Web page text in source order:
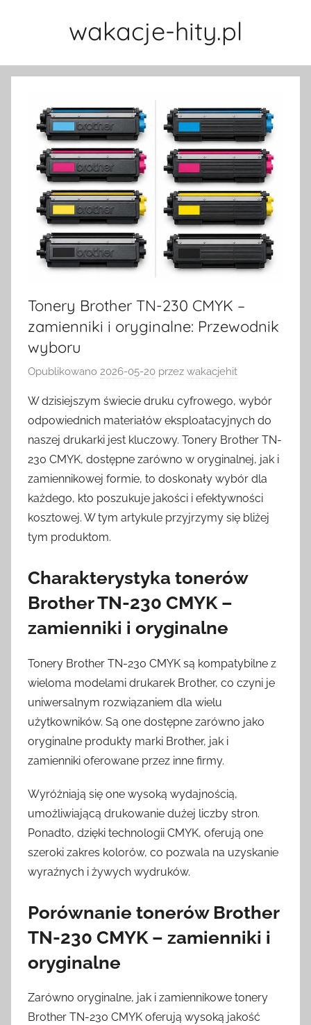
wakacje-hity.pl
Tonery Brother TN-230 CMYK –
zamienniki i oryginalne: Przewodnik
wyboru
Opublikowano 2026-05-20 przez wakacjehit
W dzisiejszym świecie druku cyfrowego, wybór
odpowiednich materiałów eksploatacyjnych do
naszej drukarki jest kluczowy. Tonery Brother TN-
230 CMYK, dostępne zarówno w oryginalnej, jak i
zamiennikowej formie, to doskonały wybór dla
każdego, kto poszukuje jakości i efektywności
kosztowej. W tym artykule przyjrzymy się bliżej
tym produktom.
Charakterystyka tonerów
Brother TN-230 CMYK –
zamienniki i oryginalne
Tonery Brother TN-230 CMYK są kompatybilne z
wieloma modelami drukarek Brother, co czyni je
uniwersalnym rozwiązaniem dla wielu
użytkowników. Są one dostępne zarówno jako
oryginalne produkty marki Brother, jak i
zamienniki oferowane przez inne firmy.
Wyróżniają się one wysoką wydajnością,
umożliwiającą drukowanie dużej liczby stron.
Ponadto, dzięki technologii CMYK, oferują one
szeroki zakres kolorów, co pozwala na uzyskanie
wyraźnych i żywych wydruków.
Porównanie tonerów Brother
TN-230 CMYK – zamienniki i
oryginalne
Zarówno oryginalne, jak i zamiennikowe tonery
Brother TN-230 CMYK oferują wysoką jakość